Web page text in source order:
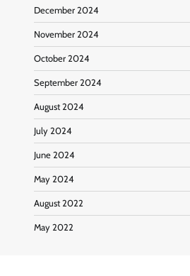
December 2024
November 2024
October 2024
September 2024
August 2024
July 2024
June 2024
May 2024
August 2022
May 2022